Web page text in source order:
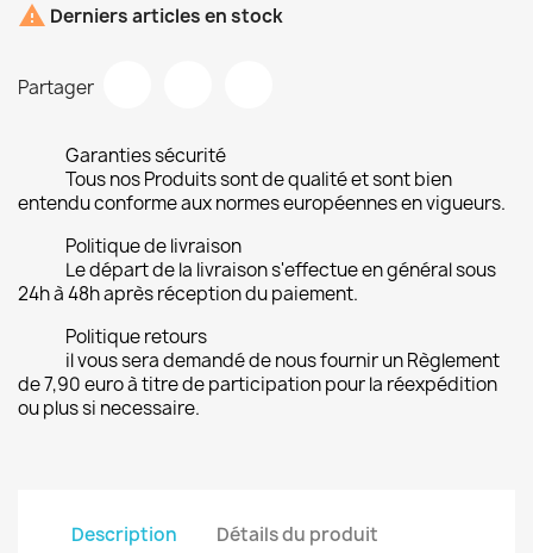
 Derniers articles en stock
Partager
Garanties sécurité
Tous nos Produits sont de qualité et sont bien
entendu conforme aux normes européennes en vigueurs.
Politique de livraison
Le départ de la livraison s'effectue en général sous
24h à 48h après réception du paiement.
Politique retours
il vous sera demandé de nous fournir un Règlement
de 7,90 euro à titre de participation pour la réexpédition
ou plus si necessaire.
Description Détails du produit